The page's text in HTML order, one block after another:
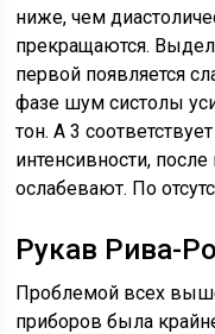
ниже, чем
прекращаются.
первой появляется
фазе шум систолы
тон. А 3
интенсивности,
ослабевают. По
Рукав Рива-
Проблемой всех
приборов была